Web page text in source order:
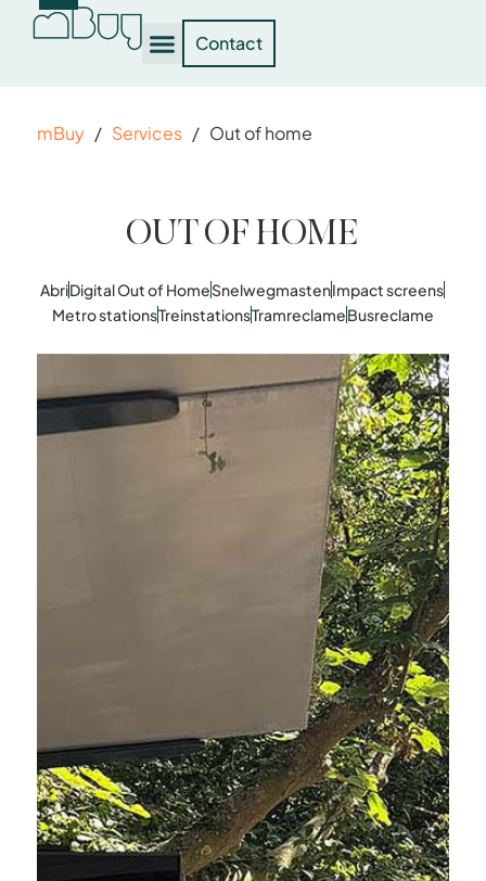
Contact
mBuy/ Services/ Out of home
OUT OF HOME
AbriDigital Out of HomeSnelwegmastenImpact screens
Metro stationsTreinstationsTramreclameBusreclame